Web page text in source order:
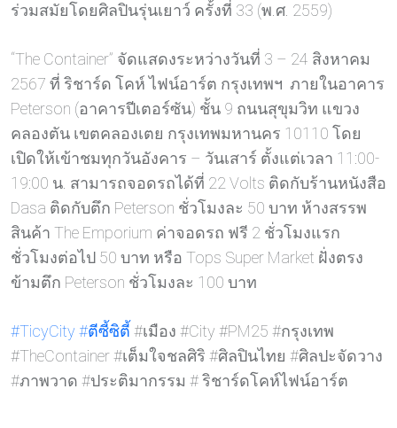
ร่วมสมัยโดยศิลปินรุ่นเยาว์ ครั้งที่ 33 (พ.ศ. 2559)
“The Container” จัดแสดงระหว่างวันที่ 3 – 24 สิงหาคม
2567 ที่ ริชาร์ด โคห์ ไฟน์อาร์ต กรุงเทพฯ ภายในอาคาร
Peterson (อาคารปีเตอร์ซัน) ชั้น 9 ถนนสุขุมวิท แขวง
คลองตัน เขตคลองเตย กรุงเทพมหานคร 10110 โดย
เปิดให้เข้าชมทุกวันอังคาร – วันเสาร์ ตั้งแต่เวลา 11:00-
19:00 น. สามารถจอดรถได้ที่ 22 Volts ติดกับร้านหนังสือ
Dasa ติดกับตึก Peterson ชั่วโมงละ 50 บาท ห้างสรรพ
สินค้า The Emporium ค่าจอดรถ ฟรี 2 ชั่วโมงแรก
ชั่วโมงต่อไป 50 บาท หรือ Tops Super Market ฝั่งตรง
ข้ามตึก Peterson ชั่วโมงละ 100 บาท
#TicyCity#ตีซี้ซิต ี้ #เมือง #City #PM25 #กรุงเทพ
#TheContainer #เต็มใจชลศิริ #ศิลปินไทย #ศิลปะจัดวาง
#ภาพวาด #ประติมากรรม # ริชาร์ดโคห์ไฟน์อาร์ต